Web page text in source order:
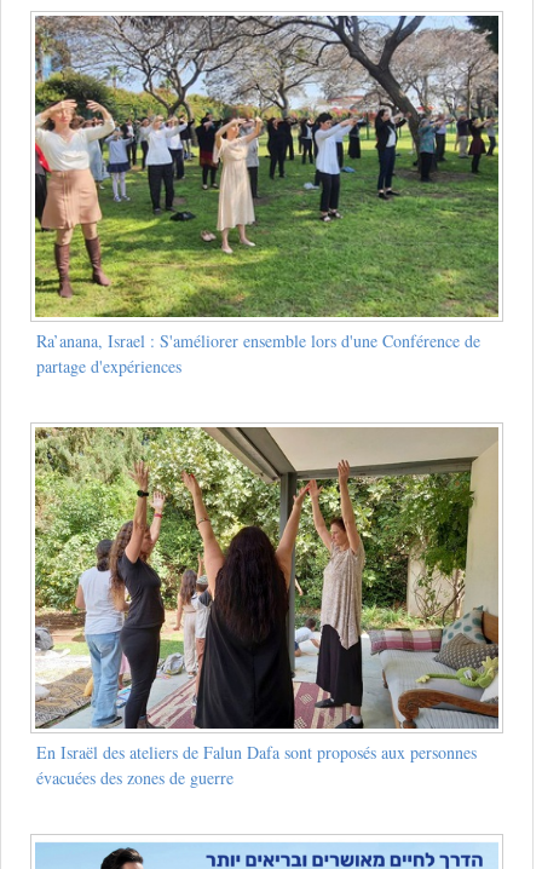
Ra’anana, Israel : S'améliorer ensemble lors d'une Conférence de
partage d'expériences
En Israël des ateliers de Falun Dafa sont proposés aux personnes
évacuées des zones de guerre